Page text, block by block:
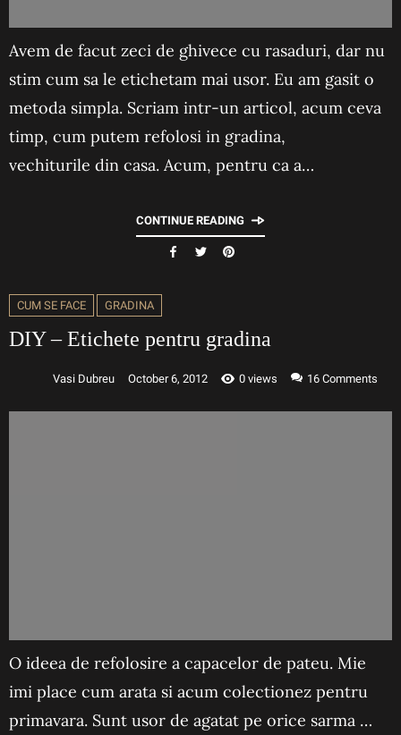
Avem de facut zeci de ghivece cu rasaduri, dar nu
stim cum sa le etichetam mai usor. Eu am gasit o
metoda simpla. Scriam intr-un articol, acum ceva
timp, cum putem refolosi in gradina,
vechiturile din casa. Acum, pentru ca a…
CONTINUE READING
CUM SE FACE GRADINA
DIY – Etichete pentru gradina
Vasi Dubreu October 6, 2012 0 views 16 Comments
O ideea de refolosire a capacelor de pateu. Mie
imi place cum arata si acum colectionez pentru
primavara. Sunt usor de agatat pe orice sarma …